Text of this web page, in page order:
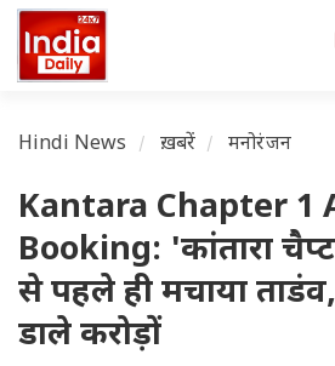
Hindi News ख़बरें मनोरंजन
Kantara Chapter 1
Booking: 'कांतारा
से पहले ही मचाया
डाले करोड़ों